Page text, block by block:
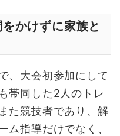
かけずに家族と
、大会初参加にして
帯同した2人のトレ
た競技者であり、解
ム指導だけでなく、